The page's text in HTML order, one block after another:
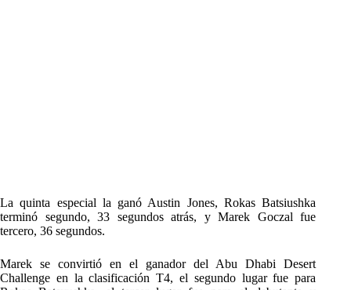
La quinta especial la ganó Austin Jones, Rokas Batsiushka
terminó segundo, 33 segundos atrás, y Marek Goczal fue
tercero, 36 segundos.
Marek se convirtió en el ganador del Abu Dhabi Desert
Challenge en la clasificación T4, el segundo lugar fue para